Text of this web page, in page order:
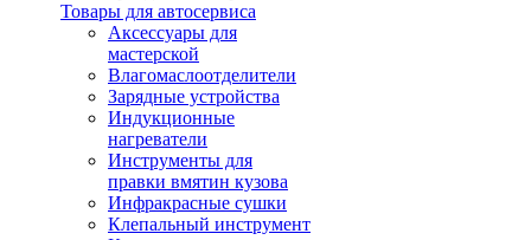
Товары для автосервиса
Аксессуары для
мастерской
Влагомаслоотделители
Зарядные устройства
Индукционные
нагреватели
Инструменты для
правки вмятин кузова
Инфракрасные сушки
Клепальный инструмент